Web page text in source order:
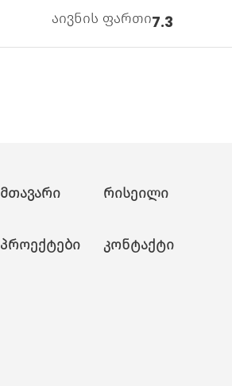
აივნის ფართი7.3
მთავარი
პროექტები
რისეილი
კონტაქტი